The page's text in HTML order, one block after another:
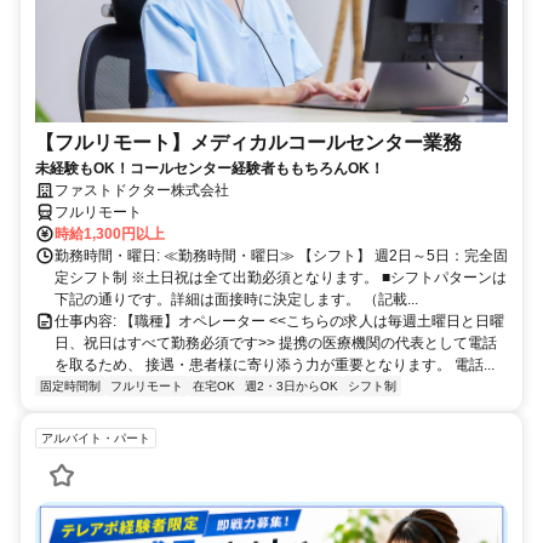
【フルリモート】メディカルコールセンター業務
未経験もOK！コールセンター経験者ももちろんOK！
ファストドクター株式会社
フルリモート
時給1,300円以上
勤務時間・曜日: ≪勤務時間・曜日≫ 【シフト】 週2日～5日：完全固
定シフト制 ※土日祝は全て出勤必須となります。ㅤ ■シフトパターンは
下記の通りです。詳細は面接時に決定します。 （記載...
仕事内容: 【職種】オペレーター <<こちらの求人は毎週土曜日と日曜
日、祝日はすべて勤務必須です>> 提携の医療機関の代表として電話
を取るため、 接遇・患者様に寄り添う力が重要となります。 電話...
固定時間制 フルリモート 在宅OK 週2・3日からOK シフト制
アルバイト・パート